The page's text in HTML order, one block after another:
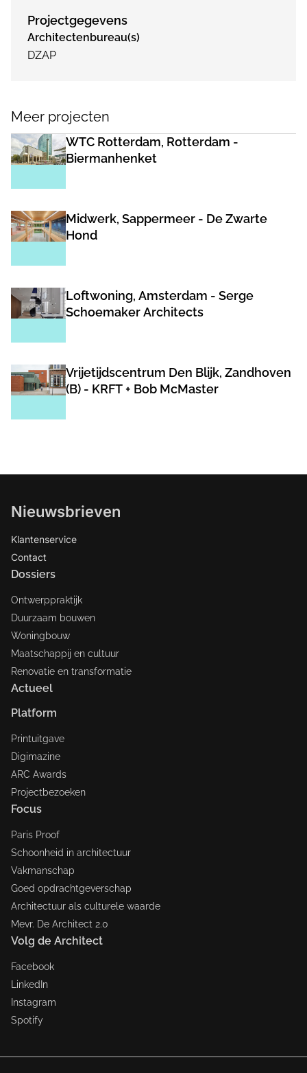
Projectgegevens
Architectenbureau(s)
DZAP
Meer projecten
WTC Rotterdam, Rotterdam -
Biermanhenket
Midwerk, Sappermeer - De Zwarte
Hond
Loftwoning, Amsterdam - Serge
Schoemaker Architects
Vrijetijdscentrum Den Blijk, Zandhoven
(B) - KRFT + Bob McMaster
Nieuwsbrieven
Klantenservice
Contact
Dossiers
Ontwerppraktijk
Duurzaam bouwen
Woningbouw
Maatschappij en cultuur
Renovatie en transformatie
Actueel
Platform
Printuitgave
Digimazine
ARC Awards
Projectbezoeken
Focus
Paris Proof
Schoonheid in architectuur
Vakmanschap
Goed opdrachtgeverschap
Architectuur als culturele waarde
Mevr. De Architect 2.0
Volg de Architect
Facebook
LinkedIn
Instagram
Spotify